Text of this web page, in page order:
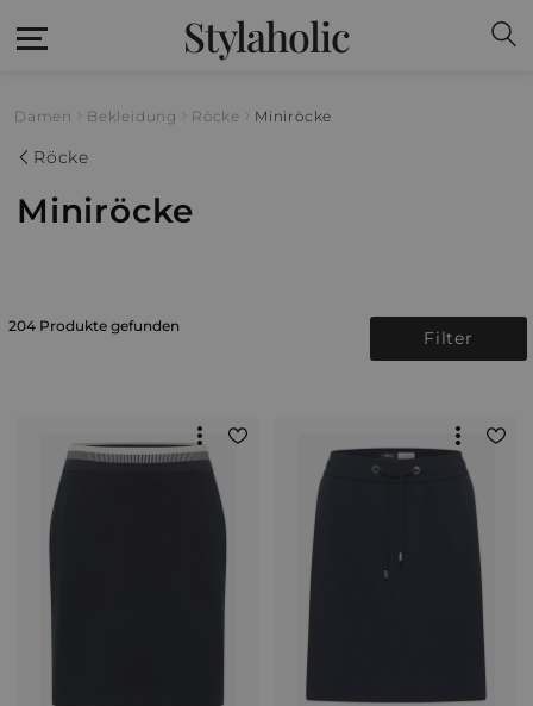
Stylaholic
Damen Bekleidung Röcke Miniröcke
Röcke
Miniröcke
204 Produkte gefunden
Filter